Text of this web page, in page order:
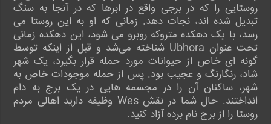
روستایی را که در برجی واقع در ابرها که در آنجا به سنگ
تبدیل شده اند، نجات دهد. زمانی که او به این روستا می
رسد، با یک دهکده متروکه روبرو می شود، این دهکده زمانی
تحت عنوان Ubhora شناخته می‌شد و قبل از اینکه توسط
گونه ای خاص از حیوانات مورد حمله قرار بگیرد، یک شهر
شاد، رنگارنگ و عجیب بود. پس از حمله موجودات خاص به
شهر، ساکنان آن را در مجسمه هایی در یک برج به دام
انداختند. حال شما در نقش Wes وظیفه دارید اهالی مردم
روستا را از برج نام برده آزاد کنید.